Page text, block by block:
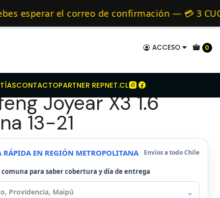
ACCESO 0
de confirmación — 💳 3 CUOTAS
CONTACTOPARTNER REPNET.CL
de 24 hrs hábiles.
Embrague Rfc Para Dongfeng Joyear X3 1.6 Bencina 13-21
🚚 Envíos diariamente a
Rfc Para
Joyear X3 1.6
13-21
RÁPIDA EN REGIÓN METROPOLITANA Envíos a todo Chile
comuna para saber cobertura y día de entrega
⌄